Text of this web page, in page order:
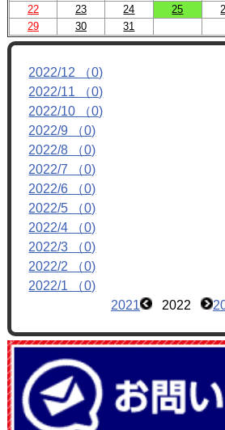
施設紹介
チーム紹介
22
23 24 25
29
30 31
2022/12 （0)
2022/11 （0)
2022/10 （0)
2022/9 （0)
2022/8 （0)
2022/7 （0)
2022/6 （0)
2022/5 （0)
2022/4 （0)
2022/3 （0)
2022/2 （0)
2022/1 （0)
2021
2022